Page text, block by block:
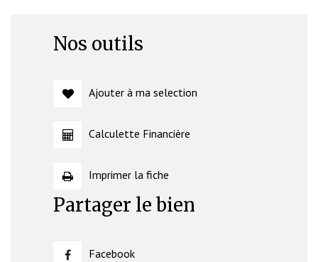
Nos outils
Ajouter à ma selection
Calculette Financière
Imprimer la fiche
Partager le bien
Facebook